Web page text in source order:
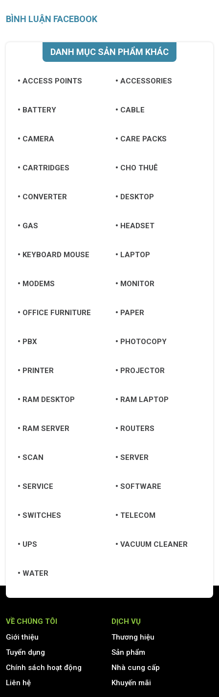
BÌNH LUẬN FACEBOOK
DANH MỤC SẢN PHẨM KHÁC
ACCESS POINTS ACCESSORIES
BATTERY CABLE
CAMERA CARE PACKS
CARTRIDGES CHO THUÊ
CONVERTER DESKTOP
GAS HEADSET
KEYBOARD MOUSE LAPTOP
MODEMS MONITOR
OFFICE FURNITURE PAPER
PBX PHOTOCOPY
PRINTER PROJECTOR
RAM DESKTOP RAM LAPTOP
RAM SERVER ROUTERS
SCAN SERVER
SERVICE SOFTWARE
SWITCHES TELECOM
UPS VACUUM CLEANER
WATER
VỀ CHÚNG TÔI
Giới thiệu
Tuyển dụng
Chính sách hoạt động
Liên hệ
DỊCH VỤ
Thương hiệu
Sản phẩm
Nhà cung cấp
Khuyến mãi